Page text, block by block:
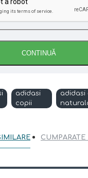
CONTINUĂ
adidasi
copii
adidasi